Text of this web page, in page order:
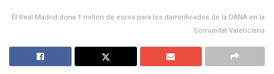
El Real Madrid dona 1 millón de euros para los damnificados de la DANA en la
Comunitat Valenciana